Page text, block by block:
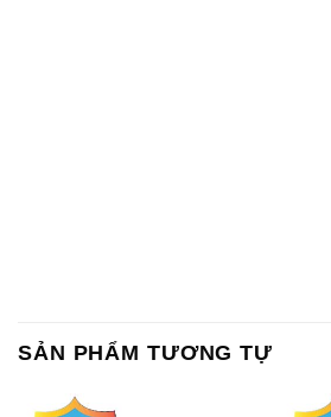
SẢN PHẨM TƯƠNG TỰ